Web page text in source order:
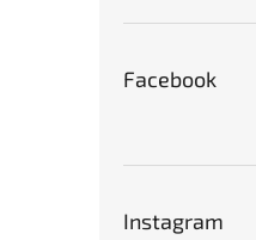
Facebook
Instagram